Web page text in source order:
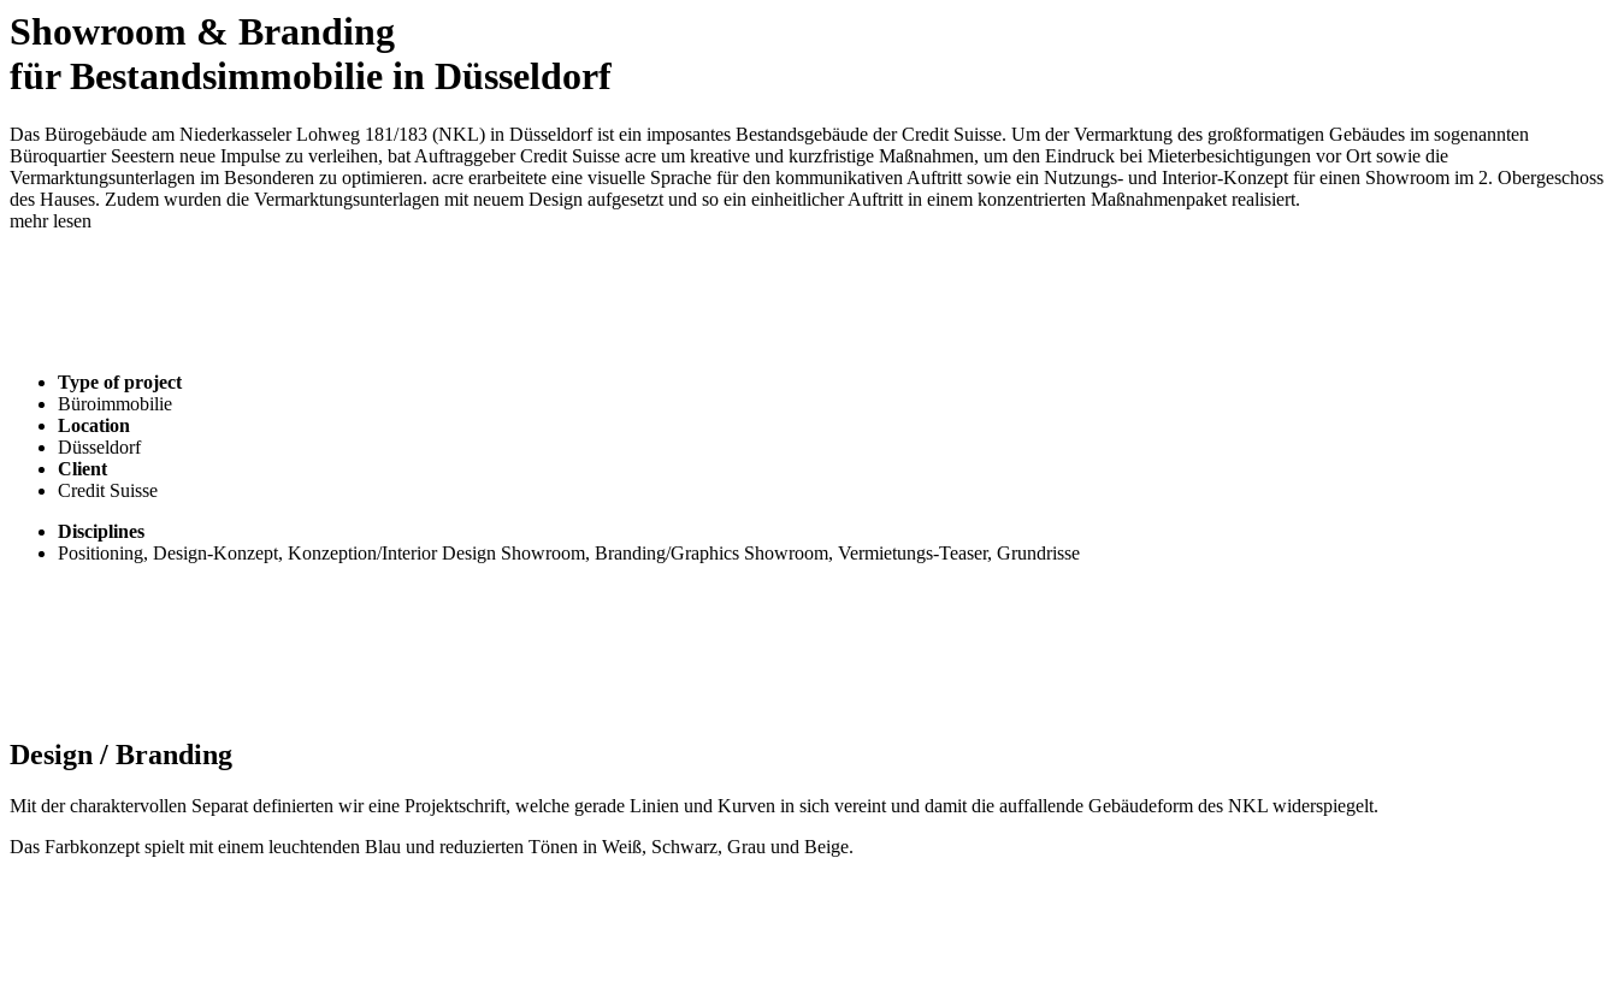
Showroom & Branding
für Bestandsimmobilie in Düsseldorf
Das Bürogebäude am Niederkasseler Lohweg 181/183 (NKL) in Düsseldorf ist ein imposantes Bestandsgebäude der Credit Suisse. Um der Vermarktung des großformatigen Gebäudes im sogenannten
Büroquartier Seestern neue Impulse zu verleihen, bat Auftraggeber Credit Suisse acre um kreative und kurzfristige Maßnahmen, um den Eindruck bei Mieterbesichtigungen vor Ort sowie die
Vermarktungsunterlagen im Besonderen zu optimieren. acre erarbeitete eine visuelle Sprache für den kommunikativen Auftritt sowie ein Nutzungs- und Interior-Konzept für einen Showroom im 2. Obergeschoss
des Hauses. Zudem wurden die Vermarktungsunterlagen mit neuem Design aufgesetzt und so ein einheitlicher Auftritt in einem konzentrierten Maßnahmenpaket realisiert.
mehr lesen
Type of project
Büroimmobilie
Location
Düsseldorf
Client
Credit Suisse
Disciplines
Positioning, Design-Konzept, Konzeption/Interior Design Showroom, Branding/Graphics Showroom, Vermietungs-Teaser, Grundrisse
Design / Branding
Mit der charaktervollen Separat definierten wir eine Projektschrift, welche gerade Linien und Kurven in sich vereint und damit die auffallende Gebäudeform des NKL widerspiegelt.
Das Farbkonzept spielt mit einem leuchtenden Blau und reduzierten Tönen in Weiß, Schwarz, Grau und Beige.